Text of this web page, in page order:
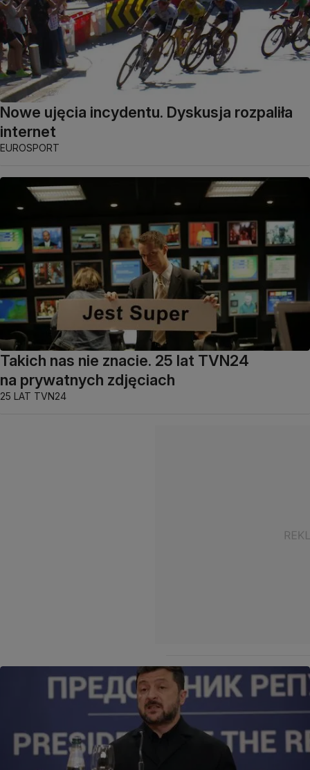
Nowe ujęcia incydentu. Dyskusja rozpaliła
internet
EUROSPORT
Takich nas nie znacie. 25 lat TVN24
na prywatnych zdjęciach
25 LAT TVN24